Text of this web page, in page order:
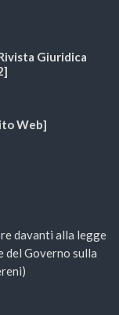
Giuridica
Web]
davanti alla legge
del Governo sulla